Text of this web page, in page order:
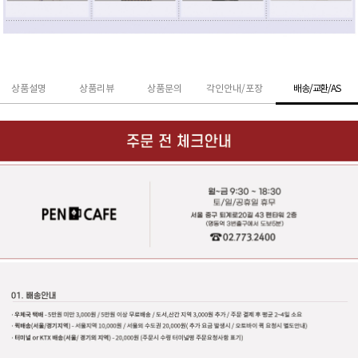
상품설명 상품리뷰 상품문의 각인안내/포장 배송/교환/AS